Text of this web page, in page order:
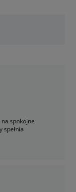
spokojne
spełnia